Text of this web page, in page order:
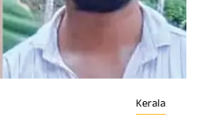
Kerala